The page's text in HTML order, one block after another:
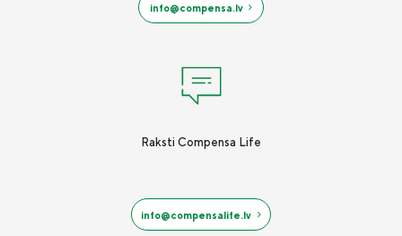
info@compensa.lv
Raksti Compensa Life
info@compensalife.lv